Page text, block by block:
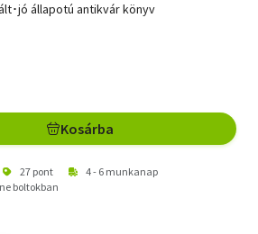
･jó állapotú antikvár könyv
Kosárba
27 pont
4 - 6 munkanap
boltokban